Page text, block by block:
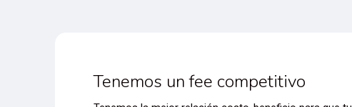
Tenemos un fee competitivo